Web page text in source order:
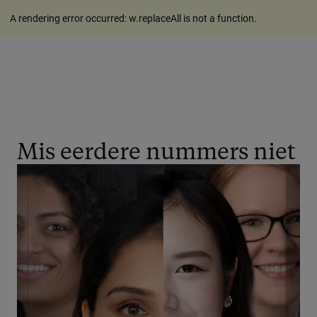
A rendering error occurred:w.replaceAll is not a function.
Mis eerdere nummers niet